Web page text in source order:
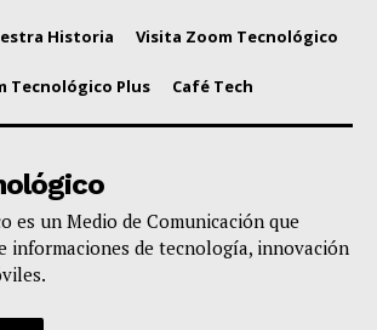
Historia Visita Zoom Tecnológico
Tecnológico Plus Café Tech
es un Medio de Comunicación que
informaciones de tecnología, innovación